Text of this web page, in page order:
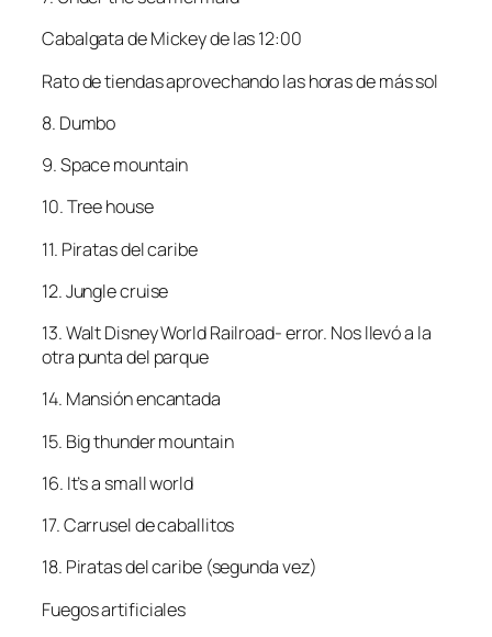
Cabalgata de Mickey de las 12:00
Rato de tiendas aprovechando las horas de más sol
8. Dumbo
9. Space mountain
10. Tree house
11. Piratas del caribe
12. Jungle cruise
13. Walt Disney World Railroad- error. Nos llevó a la
otra punta del parque
14. Mansión encantada
15. Big thunder mountain
16. It’s a small world
17. Carrusel de caballitos
18. Piratas del caribe (segunda vez)
Fuegos artificiales